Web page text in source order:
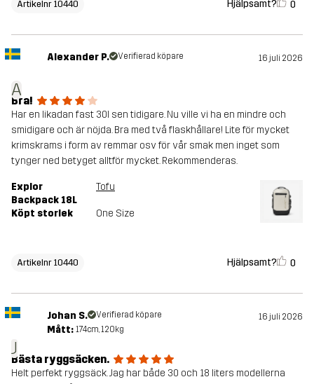
Artikelnr 10440 Hjälpsamt? 0
A
Alexander P. Verifierad köpare 16 juli 2026
Bra!
Har en likadan fast 30l sen tidigare. Nu ville vi ha en mindre och
smidigare och är nöjda. Bra med två flaskhållare! Lite för mycket
krimskrams i form av remmar osv för vår smak men inget som
tynger ned betyget alltför mycket. Rekommenderas.
Explor
Backpack 18L
Tofu
Köpt storlek One Size
Artikelnr 10440 Hjälpsamt? 0
J
Johan S. Verifierad köpare 16 juli 2026
Mått: 174cm, 120kg
Bästa ryggsäcken.
Helt perfekt ryggsäck. Jag har både 30 och 18 liters modellerna